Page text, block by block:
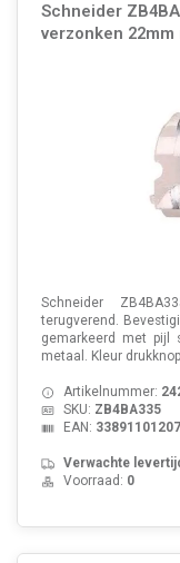
Schneider
verzonken
Schneider
terugverend.
gemarkeerd met pijl
metaal. Kleur
Artikelnummer:
SKU: ZB4BA335
EAN:
Verwachte
Voorraad: 0